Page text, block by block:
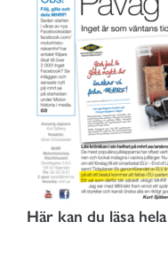
Här kan du läsa hela